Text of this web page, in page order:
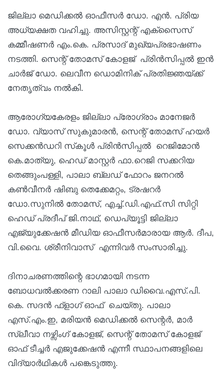
ജില്ലാ മെഡിക്കല്‍ ഓഫീസര്‍ ഡോ. എന്‍. പ്രിയ
അധ്യക്ഷത വഹിച്ചു. അസിസ്റ്റന്റ് എക്സൈസ്
കമ്മീഷണര്‍ എം.കെ. പ്രസാദ് മുഖ്യപ്രഭാഷണം
നടത്തി. സെന്റ് തോമസ് കോളജ് പ്രിന്‍സിപ്പല്‍ ഇന്‍
ചാര്‍ജ് ഡോ. ലെവീന ഡൊമിനിക് പ്രതിജ്ഞയ്ക്ക്
നേതൃത്വം നല്‍കി.
ആരോഗ്യകേരളം ജില്ലാ പ്രോഗ്രാം മാനേജര്‍
ഡോ. വ്യാസ് സുകുമാരന്‍, സെന്റ് തോമസ് ഹയര്‍
സെക്കന്‍ഡറി സ്‌കൂള്‍ പ്രിന്‍സിപ്പല്‍ റെജിമോന്‍
കെ.മാത്യു, ഹെഡ് മാസ്റ്റര്‍ ഫാ.റെജി സക്കറിയ
തെങ്ങുംപള്ളി, പാലാ ബ്ലഡ് ഫോറം ജനറല്‍
കണ്‍വീനര്‍ ഷിബു തെക്കേമറ്റം, ട്രഷറര്‍
ഡോ.സുനില്‍ തോമസ്, എച്ച്.ഡി.എഫ്.സി സിറ്റി
ഹെഡ് പ്രദീപ് ജി.നാഥ്, ഡെപ്യൂട്ടി ജില്ലാ
എജ്യുക്കേഷന്‍ മീഡിയ ഓഫീസര്‍മാരായ ആര്‍. ദീപ,
വി.വൈ. ശ്രീനിവാസ് എന്നിവര്‍ സംസാരിച്ചു.
ദിനാചരണത്തിന്റെ ഭാഗമായി നടന്ന
ബോധവല്‍ക്കരണ റാലി പാലാ ഡിവൈ.എസ്.പി.
കെ. സദന്‍ ഫ്‌ളാഗ് ഓഫ് ചെയ്തു. പാലാ
എസ്.എം.ഇ, മരിയന്‍ മെഡിക്കല്‍ സെന്റര്‍, മാര്‍
സ്ലീവാ നഴ്സിംഗ് കോളജ്, സെന്റ് തോമസ് കോളജ്
ഓഫ് ടീച്ചര്‍ എജുക്കേഷന്‍ എന്നീ സ്ഥാപനങ്ങളിലെ
വിദ്യാര്‍ഥികള്‍ പങ്കെടുത്തു.